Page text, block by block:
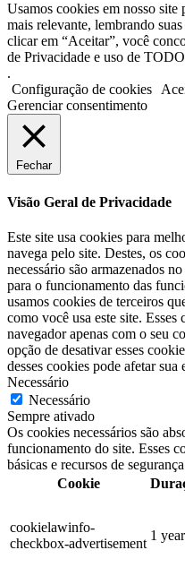
Usamos cookies em nosso site
mais relevante, lembrando
clicar em “Aceitar”, você
de Privacidade e uso de
.
Configuração de cookies
Gerenciar consentimento
Fechar
Visão Geral de Privacidade
Este site usa cookies para
navega pelo site. Destes, os
necessário são armazenados
para o funcionamento das
usamos cookies de terceiros
como você usa este site. Esses
navegador apenas com o seu
opção de desativar esses
desses cookies pode afetar
Necessário
Necessário
Sempre ativado
Os cookies necessários são
funcionamento do site. Esses
básicas e recursos de
Cookie
cookielawinfo-
checkbox-advertisement
1 year